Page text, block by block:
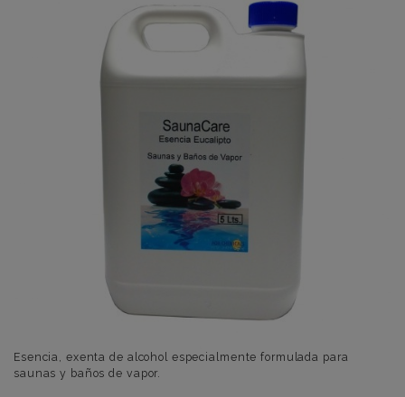
Esencia, exenta de alcohol especialmente formulada para
saunas y baños de vapor.